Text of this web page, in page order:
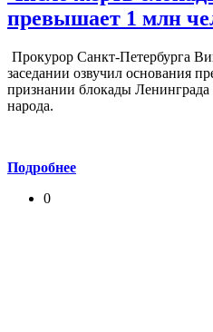
превышает 1 млн
Прокурор Санкт-Петербурга
заседании озвучил основания
признании блокады Ленинграда
народа.
Подробнее
0